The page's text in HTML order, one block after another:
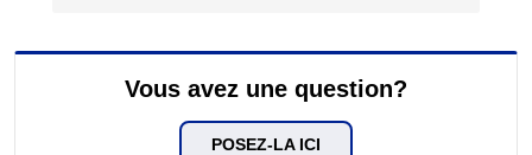
Vous avez une question?
POSEZ-LA ICI